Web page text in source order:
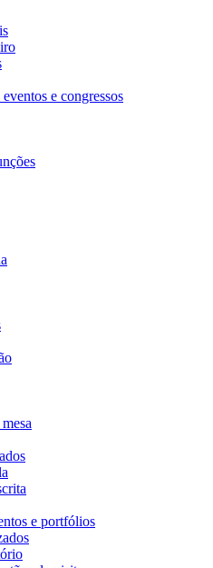
e congressos
e portfólios